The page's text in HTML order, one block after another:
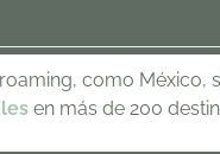
como México,
en más de 200